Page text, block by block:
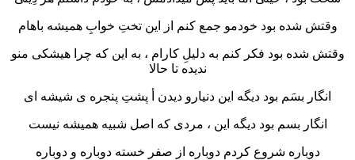
وقتش شده بود خودمو جمع کنم از این تختِ خوابِ همیشه باهام
وقتش شده بود فکر کنم به دلیلِ کارام ، به این که چرا هیشکی منو
ندیده تا حالا
انگار بسَم بود دیگه این دنیارو دیدن أ پشتِ پنجره ی شیشه ای
انگار بسم بود دیگه این ، مردی که اصل شبیه همیشه نیست
دوباره شروع کردم دوباره از صفر خسته دوباره و دوباره